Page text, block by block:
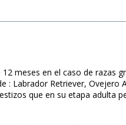
meses en el caso de razas
Labrador Retriever, Ovejero
que en su etapa adulta